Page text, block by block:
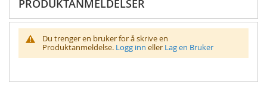
PRODUKTANMELDELSER
Du trenger en bruker for å skrive en
Produktanmeldelse. Logg inn eller Lag en Bruker